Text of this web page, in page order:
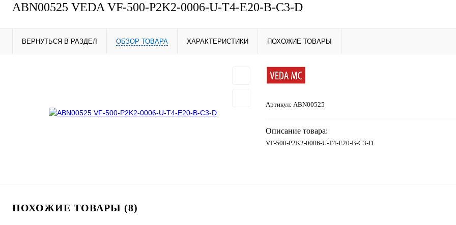
ABN00525 VEDA VF-500-P2K2-0006-U-T4-E20-B-C3-D
ВЕРНУТЬСЯ В РАЗДЕЛ ОБЗОР ТОВАРА ХАРАКТЕРИСТИКИ ПОХОЖИЕ ТОВАРЫ
Артикул: ABN00525
Описание товара:
VF-500-P2K2-0006-U-T4-E20-B-C3-D
ПОХОЖИЕ ТОВАРЫ (8)